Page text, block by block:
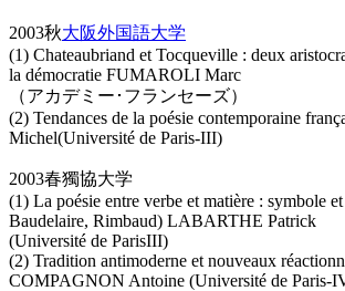
2003秋大阪外国語大学
(1) Chateaubriand et Tocqueville : deux
la démocratie FUMAROLI Marc
（アカデミー･フランセーズ）
(2) Tendances de la poésie contemporaine
Michel(Université de Paris-III)
2003春獨協大学
(1) La poésie entre verbe et matière : symbole
Baudelaire, Rimbaud) LABARTHE Patrick
(Université de ParisIII)
(2) Tradition antimoderne et nouveaux
COMPAGNON Antoine (Université de Paris-